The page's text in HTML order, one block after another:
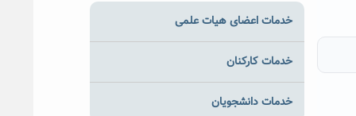
خدمات اعضای هیات علمی
خدمات کارکنان
خدمات دانشجویان